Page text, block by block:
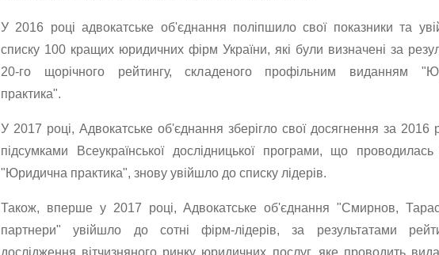
У 2016 році адвокатське об'єднання поліпшило свої показники та
списку 100 кращих юридичних фірм України, які були визначені за
20-го щорічного рейтингу, складеного профільним виданням
практика".
У 2017 році, Адвокатське об'єднання зберігло свої досягнення за 2016
підсумками Всеукраїнської дослідницької програми, що проводилась
"Юридична практика", знову увійшло до списку лідерів.
Також, вперше у 2017 році,Адвокатське об'єднання "Смирнов,
партнери" увійшло до сотні фірм-лідерів, за результатами
дослідження вітчизняного ринку юридичних послуг, яке проводить